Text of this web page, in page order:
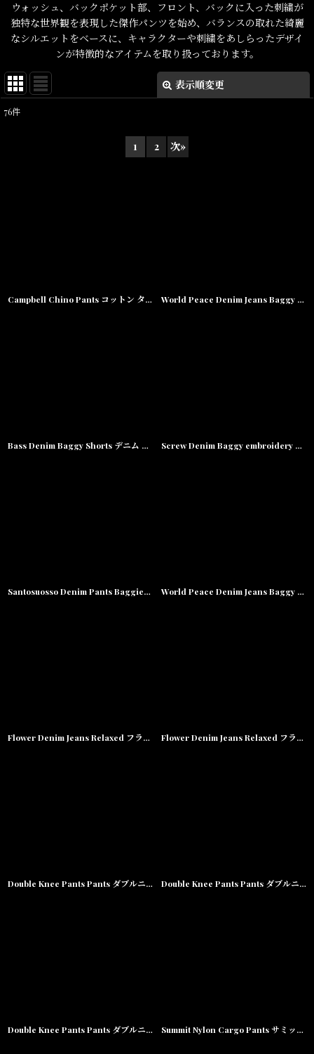
ウォッシュ、バックポケット部、フロント、バックに入った刺繍が
独特な世界観を表現した傑作パンツを始め、バランスの取れた綺麗
なシルエットをベースに、キャラクターや刺繍をあしらったデザイ
ンが特徴的なアイテムを取り扱っております。
表示順変更
76件
1 2 次»
Campbell Chino Pants コットン タック チノ パンツ World Peace Denim Jeans Baggy Pants ワールド ピース バギー デニム
Bass Denim Baggy Shorts デニム バギー ショーツ ハーフ パンツ Screw Denim Baggy embroidery Pants スクリュー デニム 刺繍 バギー パンツ Light Blue
Santosuosso Denim Pants Baggiest デニム 刺繍 バギー パンツ World Peace Denim Jeans Baggy Pants ワールド ピース バギー デニム
Flower Denim Jeans Relaxed フラワー デニム リラックス パンツ Flower Denim Jeans Relaxed フラワー デニム リラックス パンツ
Double Knee Pants Pants ダブルニー コットン ワーク パンツ Double Knee Pants Pants ダブルニー コットン ワーク パンツ
Double Knee Pants Pants ダブルニー コットン ワーク パンツ Summit Nylon Cargo Pants サミット ナイロン カーゴ パンツ